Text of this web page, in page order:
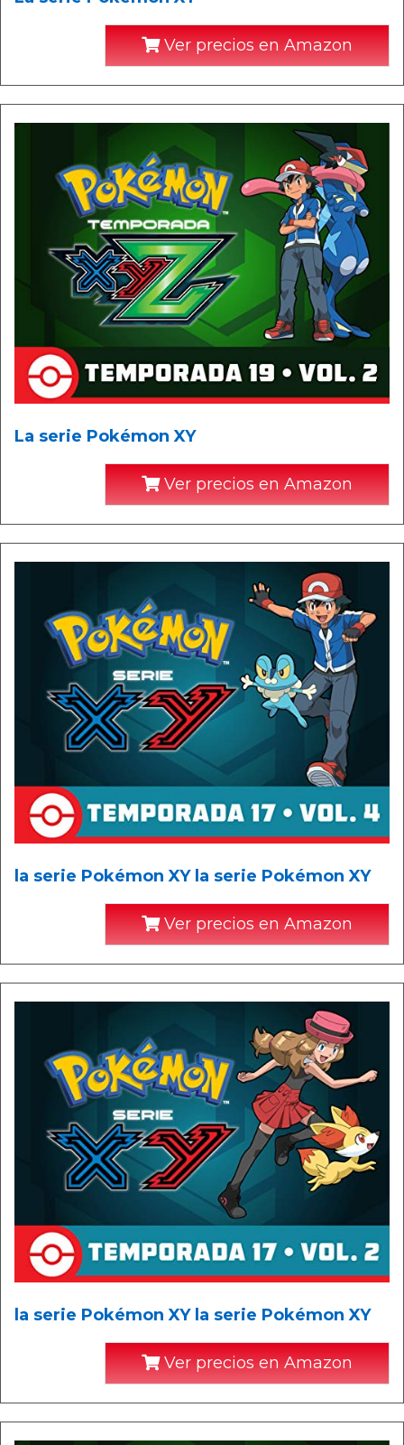
Ver precios en Amazon
La serie Pokémon XY
Ver precios en Amazon
la serie Pokémon XY la serie Pokémon XY
Ver precios en Amazon
la serie Pokémon XY la serie Pokémon XY
Ver precios en Amazon